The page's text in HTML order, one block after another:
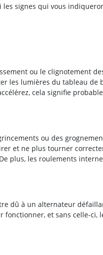
signes qui vous
ou le clignotement
les lumières du tableau de
cela signifie
ou des
et ne plus tourner
plus, les roulements
dû à un alternateur
fonctionner, et sans celle-ci,